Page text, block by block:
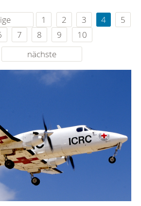
1 2 3 4
5
7 8 9
10
nächste